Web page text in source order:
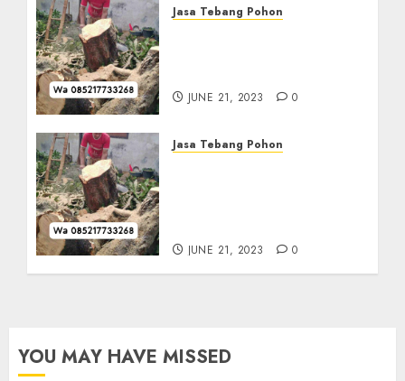
Jasa Tebang Pohon
JUNE 21, 2023 0
Jasa Tebang Pohon
JUNE 21, 2023 0
YOU MAY HAVE MISSED